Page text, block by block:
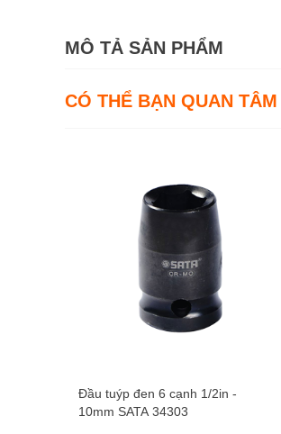
MÔ TẢ SẢN PHẨM
CÓ THỂ BẠN QUAN TÂM
Đầu tuýp đen 6 cạnh 1/2in -
10mm SATA 34303